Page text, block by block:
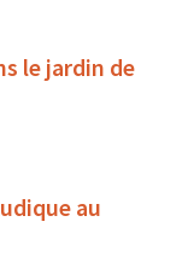
le jardin de
au